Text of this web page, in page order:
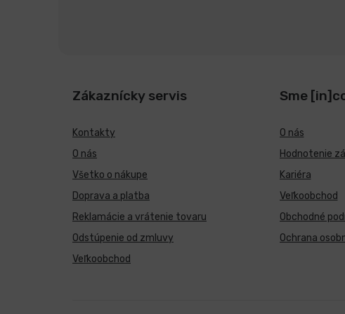
Zákaznícky servis
Kontakty
O nás
Všetko o nákupe
Doprava a platba
Reklamácie a vrátenie tovaru
Odstúpenie od zmluvy
Veľkoobchod
Sme
O nás
Hodnotenie
Kariéra
Veľkoobchod
Obchodné
Ochrana